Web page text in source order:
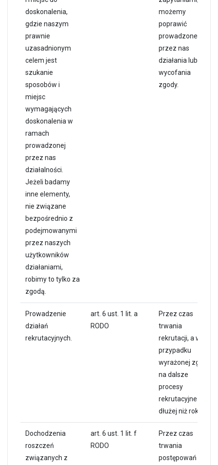
doskonalenia,
gdzie naszym
prawnie
uzasadnionym
celem jest
szukanie
sposobów i
miejsc
wymagających
doskonalenia w
ramach
prowadzonej
przez nas
działalności.
Jeżeli badamy
inne elementy,
nie związane
bezpośrednio z
podejmowanymi
przez naszych
użytkowników
działaniami,
robimy to tylko za
zgodą.
możemy
poprawić
prowadzone
przez nas
działania lub
wycofania
zgody.
Prowadzenie
działań
rekrutacyjnych.
art. 6 ust. 1 lit. a
RODO
Przez czas
trwania
rekrutacji, a w
przypadku
wyrażonej zgody
na dalsze
procesy
rekrutacyjne nie
dłużej niż rok.
Dochodzenia
roszczeń
związanych z
art. 6 ust. 1 lit. f
RODO
Przez czas
trwania
postępowań w